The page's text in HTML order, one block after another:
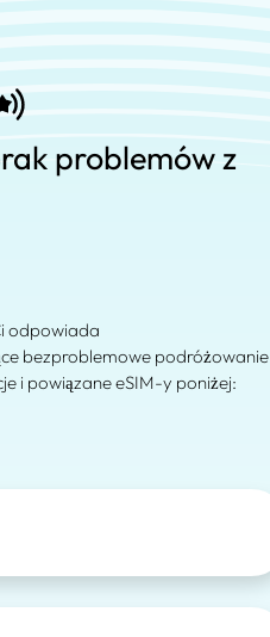
problemów z
odpowiada
bezproblemowe podróżowanie
i powiązane eSIM-y poniżej: